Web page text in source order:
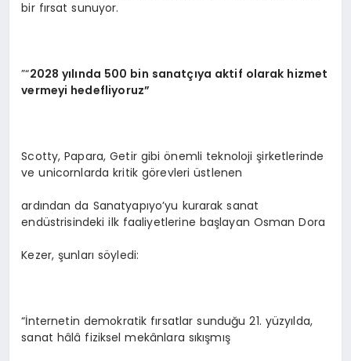
bir fırsat sunuyor.
”“2028 yılında 500 bin sanatçıya aktif olarak hizmet
vermeyi hedefliyoruz”
Scotty, Papara, Getir gibi önemli teknoloji şirketlerinde
ve unicornlarda kritik görevleri üstlenen
ardından da Sanatyapıyo’yu kurarak sanat
endüstrisindeki ilk faaliyetlerine başlayan Osman Dora
Kezer, şunları söyledi:
“İnternetin demokratik fırsatlar sunduğu 21. yüzyılda,
sanat hâlâ fiziksel mekânlara sıkışmış